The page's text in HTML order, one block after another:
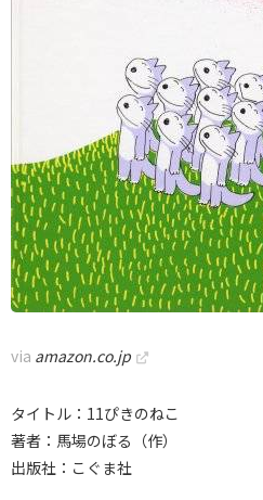
via amazon.co.jp
タイトル：11ぴきのねこ
著者：馬場のぼる（作）
出版社：こぐま社